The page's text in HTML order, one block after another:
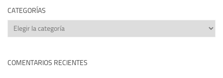
CATEGORÍAS
Categorías
COMENTARIOS RECIENTES